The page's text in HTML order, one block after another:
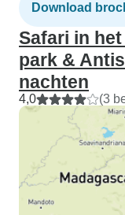
Download
Safari in
park &
nachten
4,0 (3